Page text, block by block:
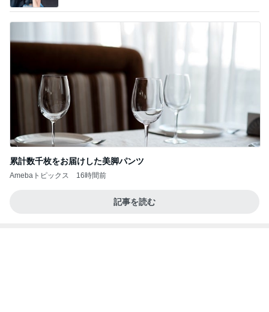
累計数千枚をお届けした美脚パンツ
Amebaトピックス 16時間前
記事を読む